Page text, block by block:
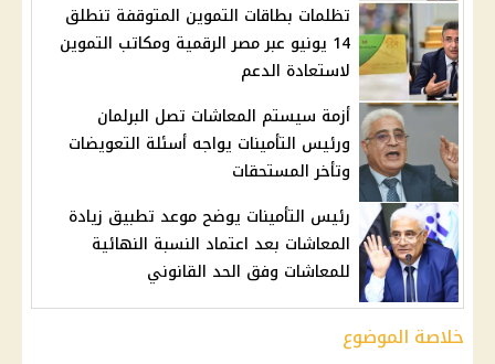
تظلمات بطاقات التموين المتوقفة تنطلق
14 يونيو عبر مصر الرقمية ومكاتب التموين
لاستعادة الدعم
أزمة سيستم المعاشات تصل البرلمان
ورئيس التأمينات يواجه أسئلة التعويضات
وتأخر المستحقات
رئيس التأمينات يوضح موعد تطبيق زيادة
المعاشات بعد اعتماد النسبة النهائية
للمعاشات وفق الحد القانوني
خلاصة الموضوع